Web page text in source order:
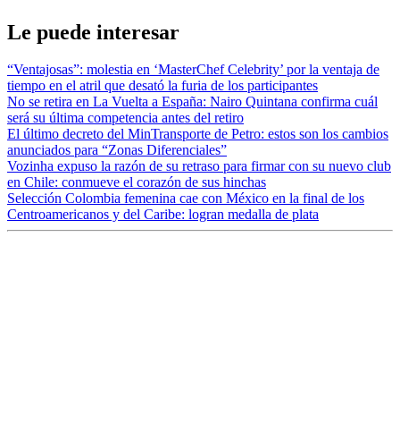
Le puede interesar
“Ventajosas”: molestia en ‘MasterChef Celebrity’ por la ventaja de
tiempo en el atril que desató la furia de los participantes
No se retira en La Vuelta a España: Nairo Quintana confirma cuál
será su última competencia antes del retiro
El último decreto del MinTransporte de Petro: estos son los cambios
anunciados para “Zonas Diferenciales”
Vozinha expuso la razón de su retraso para firmar con su nuevo club
en Chile: conmueve el corazón de sus hinchas
Selección Colombia femenina cae con México en la final de los
Centroamericanos y del Caribe: logran medalla de plata